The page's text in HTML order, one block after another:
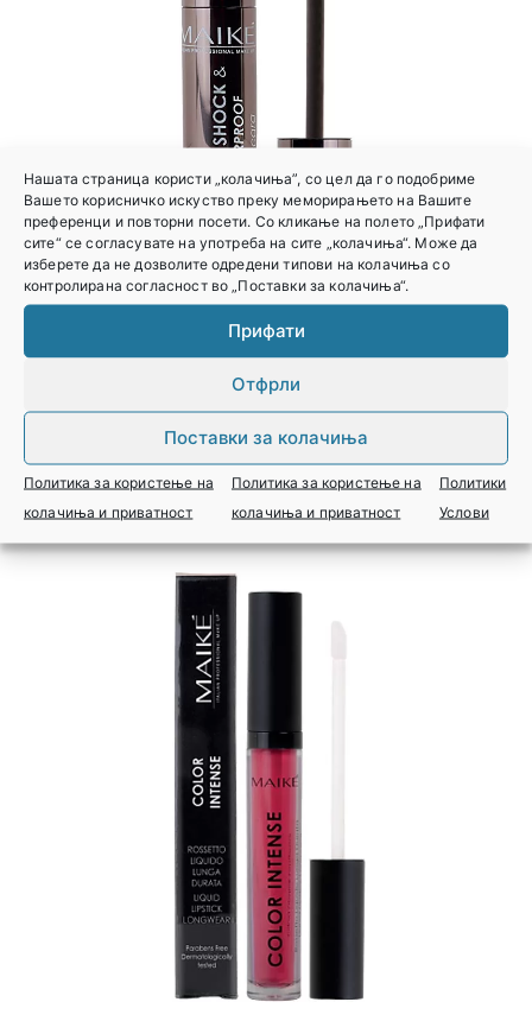
Нашата страница користи „колачиња”, со цел да го подобриме
Вашето корисничко искуство преку меморирањето на Вашите
преференци и повторни посети. Со кликање на полето „Прифати
сите“ се согласувате на употреба на сите „колачиња“. Може да
изберете да не дозволите одредени типови на колачиња со
контролирана согласност во „Поставки за колачиња“.
Прифати
Отфрли
Поставки за колачиња
Политика за користење на
колачиња и приватност
Политика за користење на
колачиња и приватност
Политики
Услови
MAIKE – МАСКАРА VOLUME SHOCK WATERPROOF